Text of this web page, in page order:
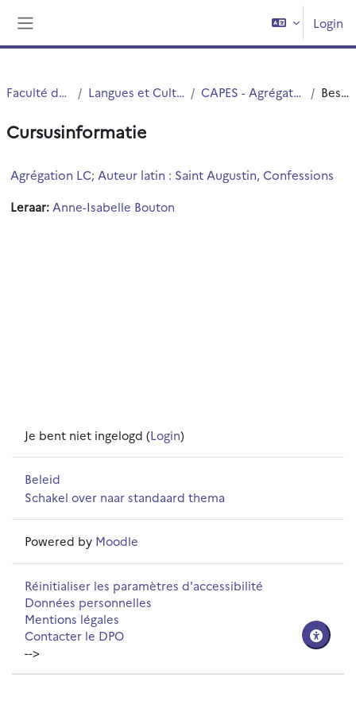
Login
Faculté des Humanités Langues et Cultures Antiques (LCA) CAPES - Agrégation interne et Externe Beschrijving
Cursusinformatie
Agrégation LC; Auteur latin : Saint Augustin, Confessions
Leraar: Anne-Isabelle Bouton
Je bent niet ingelogd (Login)
Beleid
Schakel over naar standaard thema
Powered by Moodle
Réinitialiser les paramètres d'accessibilité
Données personnelles
Mentions légales
Contacter le DPO
-->